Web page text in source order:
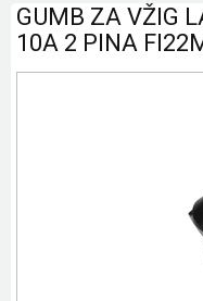
GUMB ZA VŽIG
10A 2 PINA